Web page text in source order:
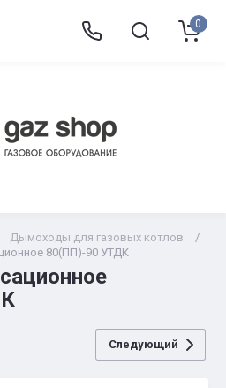
0
Дымоходы для газовых котлов
/
80(ПП)-90 УТДК
Следующий